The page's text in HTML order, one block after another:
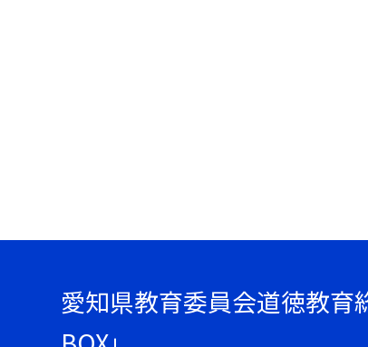
愛知県教育委員会道徳教育